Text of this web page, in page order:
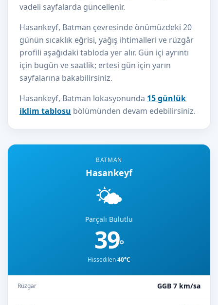
BATMAN
Hasankeyf
🌤️
Parçalı Bulutlu
39°
Hissedilen40°C
Rüzgar GGB 7 km/sa
vadeli sayfalarda güncellenir.
Hasankeyf, Batman çevresinde önümüzdeki 20
günün sıcaklık eğrisi, yağış ihtimalleri ve rüzgâr
profili aşağıdaki tabloda yer alır. Gün içi ayrıntı
için bugün ve saatlik; ertesi gün için yarın
sayfalarına bakabilirsiniz.
Hasankeyf, Batman lokasyonunda 15 günlük
iklim tablosu bölümünden devam edebilirsiniz.